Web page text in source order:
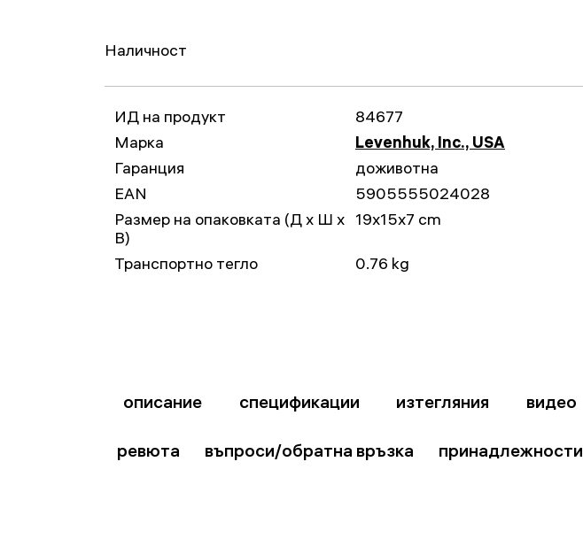
Наличност
ИД на продукт
84677
Марка
Levenhuk, Inc., USA
Гаранция
доживотна
EAN
5905555024028
Размер на опаковката (Д x Ш x
В)
19x15x7 cm
Транспортно тегло 0.76 kg
описание спецификации изтегляния видео
ревюта въпроси/обратна връзка принадлежности